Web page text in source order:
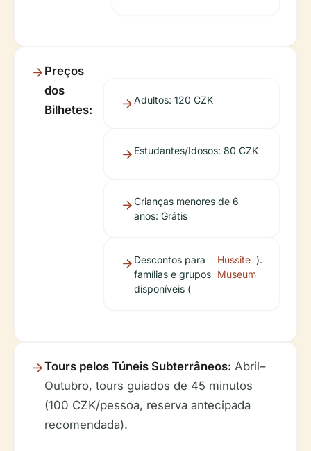
Preços
dos
Bilhetes:
Adultos: 120 CZK
Estudantes/Idosos: 80 CZK
Crianças menores de 6
anos: Grátis
Descontos para
famílias e grupos
disponíveis (
Hussite
Museum
).
Tours pelos Túneis Subterrâneos: Abril–
Outubro, tours guiados de 45 minutos
(100 CZK/pessoa, reserva antecipada
recomendada).